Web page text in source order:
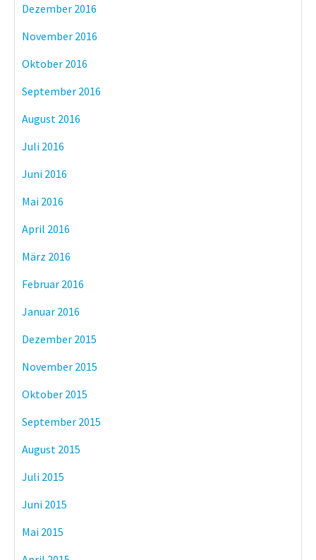
Dezember 2016
November 2016
Oktober 2016
September 2016
August 2016
Juli 2016
Juni 2016
Mai 2016
April 2016
März 2016
Februar 2016
Januar 2016
Dezember 2015
November 2015
Oktober 2015
September 2015
August 2015
Juli 2015
Juni 2015
Mai 2015